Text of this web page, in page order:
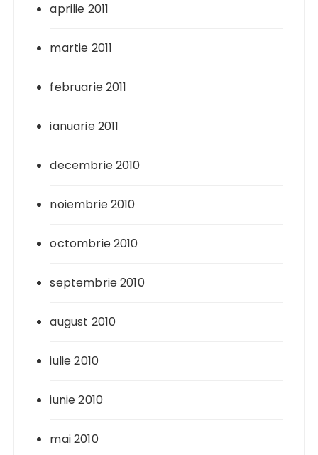
aprilie 2011
martie 2011
februarie 2011
ianuarie 2011
decembrie 2010
noiembrie 2010
octombrie 2010
septembrie 2010
august 2010
iulie 2010
iunie 2010
mai 2010